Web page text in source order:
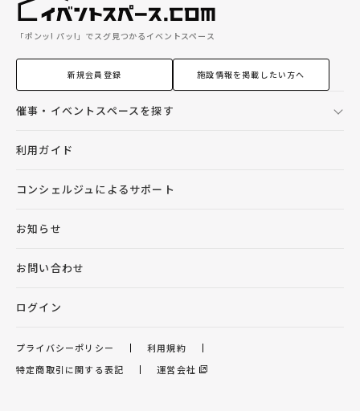
「ポンッ! パッ!」でスグ見つかるイベントスペース
新規会員登録 施設情報を掲載したい方へ
催事・イベントスペースを探す
利用ガイド
コンシェルジュによるサポート
お知らせ
お問い合わせ
ログイン
プライバシーポリシー
利用規約
特定商取引に関する表記
運営会社